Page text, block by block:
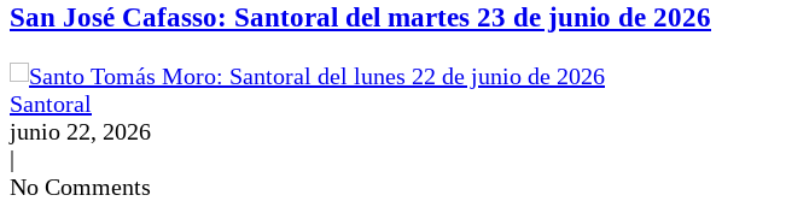
San José Cafasso: Santoral del martes 23 de junio de 2026
Santoral
junio 22, 2026
|
No Comments